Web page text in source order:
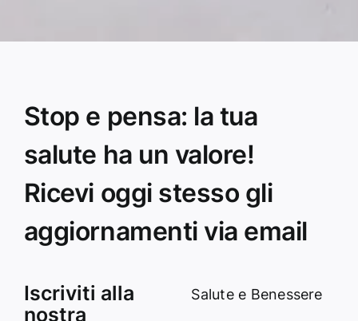
Stop e pensa: la tua
salute ha un valore!
Ricevi oggi stesso gli
aggiornamenti via email
Iscriviti alla
nostra
Salute e Benessere